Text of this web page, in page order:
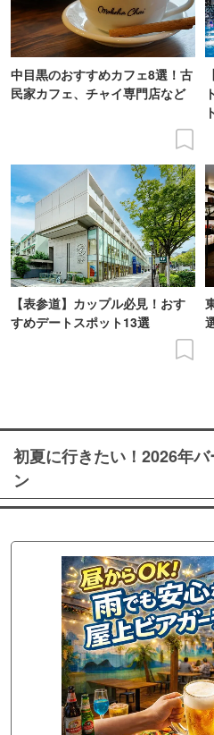
中目黒のおすすめカフェ8選！古
民家カフェ、チャイ専門店など
【表参道】カップル必見！おす
すめデートスポット13選
初夏に行きたい！2026年
ン